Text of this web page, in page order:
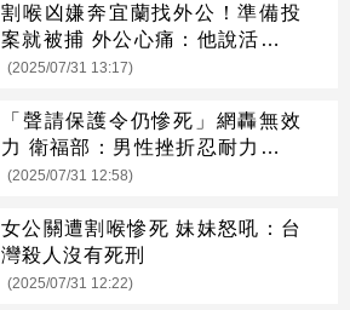
割喉凶嫌奔宜蘭找外公！準備投
案就被捕 外公心痛：他說活不下
去了
(2025/07/31 13:17)
「聲請保護令仍慘死」網轟無效
力 衛福部：男性挫折忍耐力需關
注
(2025/07/31 12:58)
女公關遭割喉慘死 妹妹怒吼：台
灣殺人沒有死刑
(2025/07/31 12:22)